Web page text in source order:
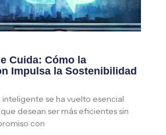
Cuida: Cómo la
Impulsa la Sostenibilidad
se ha vuelto esencial
desean ser más eficientes sin
con